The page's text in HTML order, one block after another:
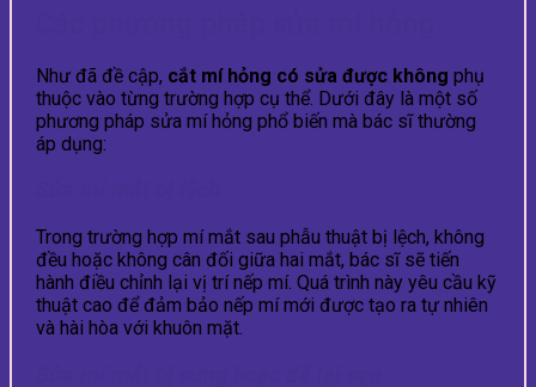
Như đã đề cập, cắt mí hỏng có sửa được không phụ
thuộc vào từng trường hợp cụ thể. Dưới đây là một số
phương pháp sửa mí hỏng phổ biến mà bác sĩ thường
áp dụng:
Trong trường hợp mí mắt sau phẫu thuật bị lệch, không
đều hoặc không cân đối giữa hai mắt, bác sĩ sẽ tiến
hành điều chỉnh lại vị trí nếp mí. Quá trình này yêu cầu kỹ
thuật cao để đảm bảo nếp mí mới được tạo ra tự nhiên
và hài hòa với khuôn mặt.